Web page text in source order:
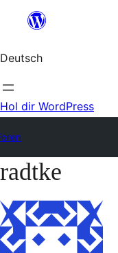
springen
Deutsch
Hol dir WordPress
Zum
springen
radtke